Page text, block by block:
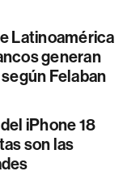
Latinoamérica
generan
Felaban
iPhone 18
son las